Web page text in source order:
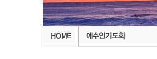
HOME 예수인기도회